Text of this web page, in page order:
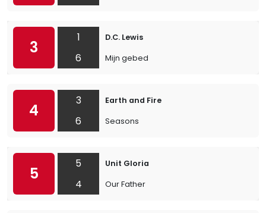
3
1
6
D.C. Lewis
Mijn gebed
4
3
6
Earth and Fire
Seasons
5
5
4
Unit Gloria
Our Father